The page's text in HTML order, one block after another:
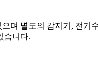
며 별도의 감지기, 전기
습니다.